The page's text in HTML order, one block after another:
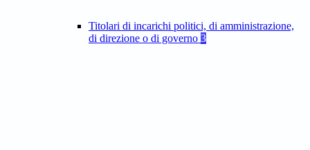
Titolari di incarichi politici, di amministrazione,
di direzione o di governo 3